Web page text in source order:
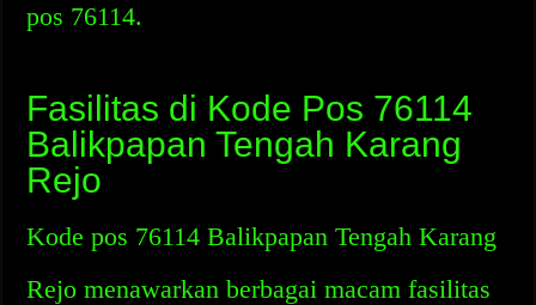
pos 76114.
Fasilitas di Kode Pos 76114
Balikpapan Tengah Karang
Rejo
Kode pos 76114 Balikpapan Tengah Karang
Rejo menawarkan berbagai macam fasilitas